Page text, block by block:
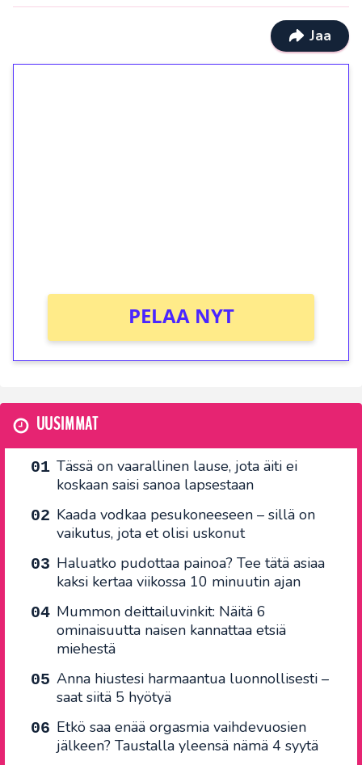
Jaa
PELAA NYT
UUSIMMAT
Tässä on vaarallinen lause, jota äiti ei
koskaan saisi sanoa lapsestaan
Kaada vodkaa pesukoneeseen – sillä on
vaikutus, jota et olisi uskonut
Haluatko pudottaa painoa? Tee tätä asiaa
kaksi kertaa viikossa 10 minuutin ajan
Mummon deittailuvinkit: Näitä 6
ominaisuutta naisen kannattaa etsiä
miehestä
Anna hiustesi harmaantua luonnollisesti –
saat siitä 5 hyötyä
Etkö saa enää orgasmia vaihdevuosien
jälkeen? Taustalla yleensä nämä 4 syytä